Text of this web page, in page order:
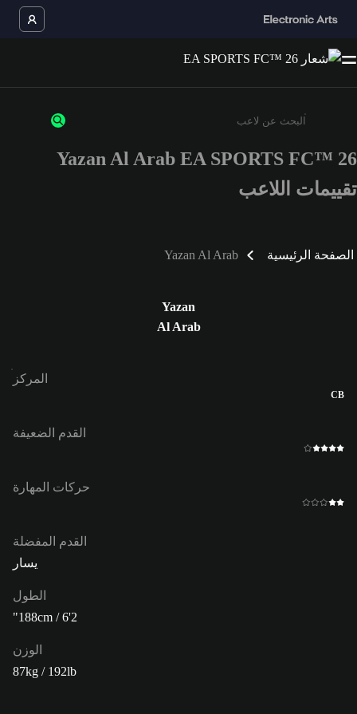
أدخل 3 أحرف أو أرقام على الأقل
Yazan Al Arab EA SPORTS FC™ 26
تقييمات اللاعب
الصفحة الرئيسية Yazan Al Arab
Yazan
Al Arab
المركز
CB
القدم الضعيفة
حركات المهارة
القدم المفضلة
يسار
الطول
188cm / 6'2"
الوزن
87kg / 192lb